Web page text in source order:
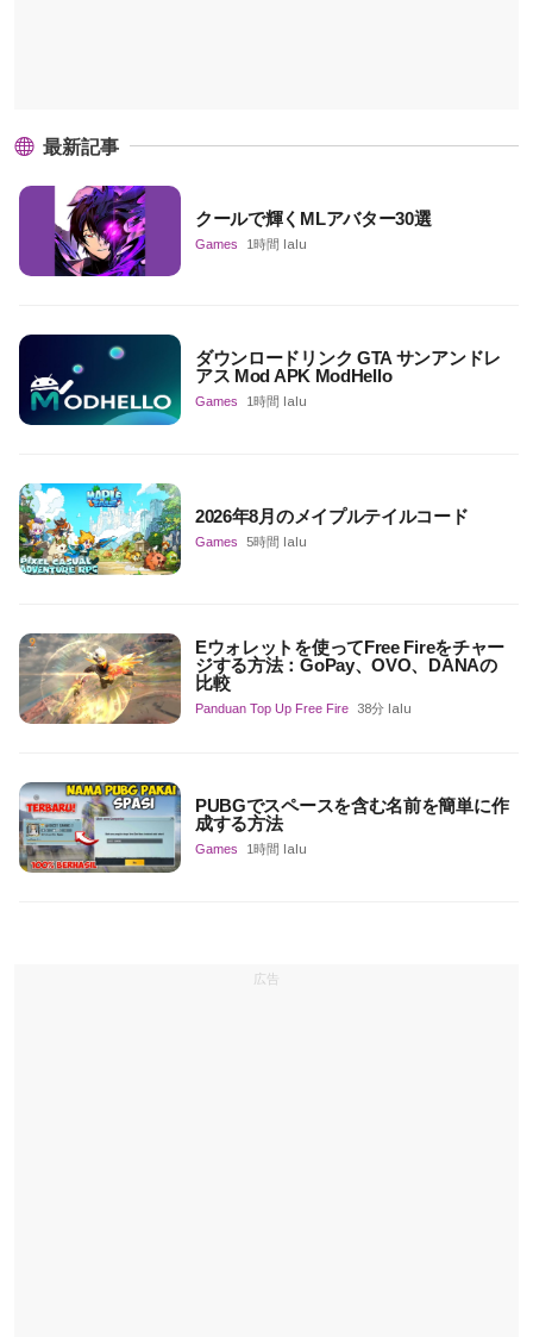
最新記事
クールで輝くMLアバター30選
Games 1時間 lalu
ダウンロードリンク GTA サンアンドレ
アス Mod APK ModHello
Games 1時間 lalu
2026年8月のメイプルテイルコード
Games 5時間 lalu
Eウォレットを使ってFree Fireをチャー
ジする方法：GoPay、OVO、DANAの
比較
Panduan Top Up Free Fire 38分 lalu
PUBGでスペースを含む名前を簡単に作
成する方法
Games 1時間 lalu
広告